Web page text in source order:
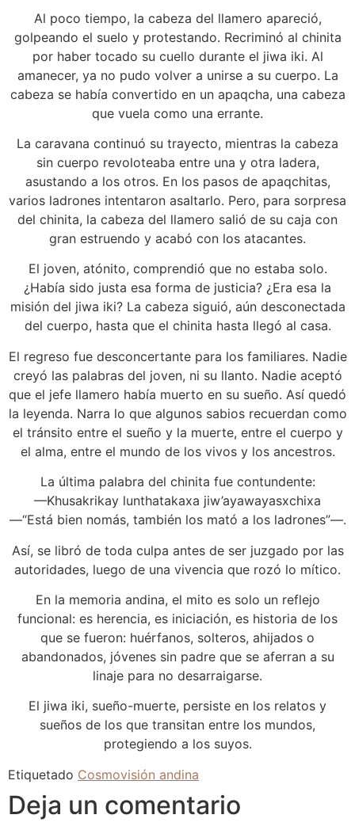
Al poco tiempo, la cabeza del llamero apareció,
golpeando el suelo y protestando. Recriminó al chinita
por haber tocado su cuello durante el jiwa iki. Al
amanecer, ya no pudo volver a unirse a su cuerpo. La
cabeza se había convertido en un apaqcha, una cabeza
que vuela como una errante.
La caravana continuó su trayecto, mientras la cabeza
sin cuerpo revoloteaba entre una y otra ladera,
asustando a los otros. En los pasos de apaqchitas,
varios ladrones intentaron asaltarlo. Pero, para sorpresa
del chinita, la cabeza del llamero salió de su caja con
gran estruendo y acabó con los atacantes.
El joven, atónito, comprendió que no estaba solo.
¿Había sido justa esa forma de justicia? ¿Era esa la
misión del jiwa iki? La cabeza siguió, aún desconectada
del cuerpo, hasta que el chinita hasta llegó al casa.
El regreso fue desconcertante para los familiares. Nadie
creyó las palabras del joven, ni su llanto. Nadie aceptó
que el jefe llamero había muerto en su sueño. Así quedó
la leyenda. Narra lo que algunos sabios recuerdan como
el tránsito entre el sueño y la muerte, entre el cuerpo y
el alma, entre el mundo de los vivos y los ancestros.
La última palabra del chinita fue contundente:
—Khusakrikay lunthatakaxa jiw’ayawayasxchixa
—“Está bien nomás, también los mató a los ladrones”—.
Así, se libró de toda culpa antes de ser juzgado por las
autoridades, luego de una vivencia que rozó lo mítico.
En la memoria andina, el mito es solo un reflejo
funcional: es herencia, es iniciación, es historia de los
que se fueron: huérfanos, solteros, ahijados o
abandonados, jóvenes sin padre que se aferran a su
linaje para no desarraigarse.
El jiwa iki, sueño-muerte, persiste en los relatos y
sueños de los que transitan entre los mundos,
protegiendo a los suyos.
Etiquetado Cosmovisión andina
Deja un comentario